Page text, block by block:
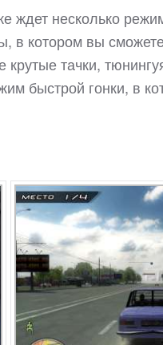
ждет несколько
в котором вы
тачки,
быстрой гонки, в